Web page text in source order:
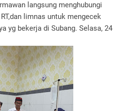
langsung menghubungi
limnas untuk mengecek
yg bekerja di Subang. Selasa, 24